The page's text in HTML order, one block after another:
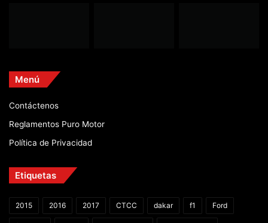
Menú
Contáctenos
Reglamentos Puro Motor
Política de Privacidad
Etiquetas
2015 2016 2017 CTCC dakar f1 Ford